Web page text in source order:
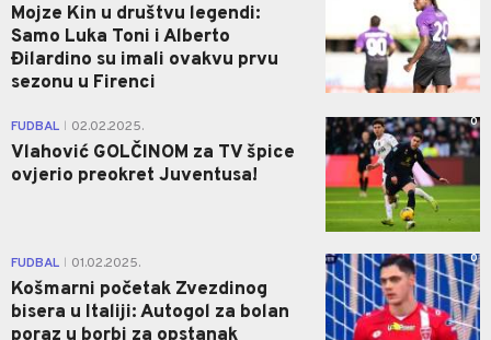
Mojze Kin u društvu legendi:
Samo Luka Toni i Alberto
Đilardino su imali ovakvu prvu
sezonu u Firenci
FUDBAL 02.02.2025.
Vlahović GOLČINOM za TV špice
ovjerio preokret Juventusa!
0
FUDBAL 01.02.2025.
Košmarni početak Zvezdinog
bisera u Italiji: Autogol za bolan
0